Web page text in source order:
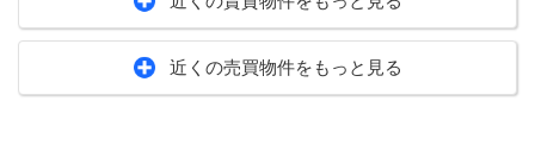
近くの売買物件をもっと見る